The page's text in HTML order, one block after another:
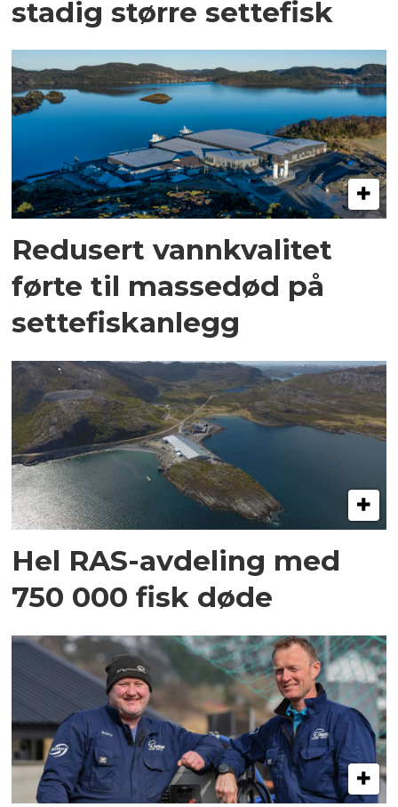
stadig større settefisk
Redusert vannkvalitet
førte til massedød på
settefiskanlegg
Hel RAS-avdeling med
750 000 fisk døde